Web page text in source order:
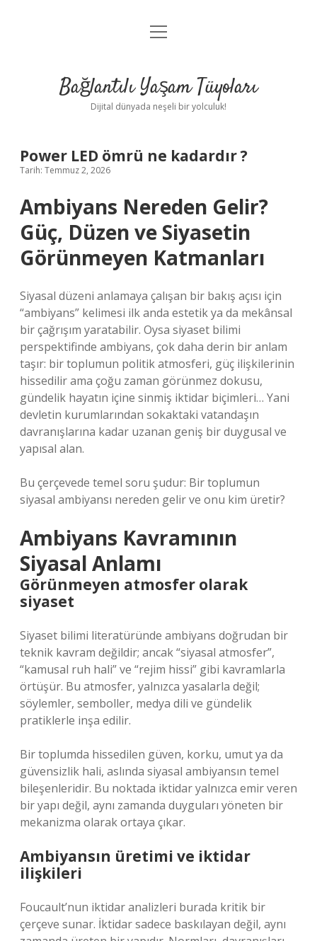
Anasayfa
Yasal Uyarı
menüyü
Bağlantılı Yaşam Tüyoları
Dijital dünyada neşeli bir yolculuk!
Power LED ömrü ne kadardır ?
Tarih: Temmuz 2, 2026
Ambiyans Nereden Gelir?
Güç, Düzen ve Siyasetin
Görünmeyen Katmanları
Siyasal düzeni anlamaya çalışan bir bakış açısı için
“ambiyans” kelimesi ilk anda estetik ya da mekânsal
bir çağrışım yaratabilir. Oysa siyaset bilimi
perspektifinde ambiyans, çok daha derin bir anlam
taşır: bir toplumun politik atmosferi, güç ilişkilerinin
hissedilir ama çoğu zaman görünmez dokusu,
gündelik hayatın içine sinmiş iktidar biçimleri… Yani
devletin kurumlarından sokaktaki vatandaşın
davranışlarına kadar uzanan geniş bir duygusal ve
yapısal alan.
Bu çerçevede temel soru şudur: Bir toplumun
siyasal ambiyansı nereden gelir ve onu kim üretir?
Ambiyans Kavramının
Siyasal Anlamı
Görünmeyen atmosfer olarak
siyaset
Siyaset bilimi literatüründe ambiyans doğrudan bir
teknik kavram değildir; ancak “siyasal atmosfer”,
“kamusal ruh hali” ve “rejim hissi” gibi kavramlarla
örtüşür. Bu atmosfer, yalnızca yasalarla değil;
söylemler, semboller, medya dili ve gündelik
pratiklerle inşa edilir.
Bir toplumda hissedilen güven, korku, umut ya da
güvensizlik hali, aslında siyasal ambiyansın temel
bileşenleridir. Bu noktada iktidar yalnızca emir veren
bir yapı değil, aynı zamanda duyguları yöneten bir
mekanizma olarak ortaya çıkar.
Ambiyansın üretimi ve iktidar
ilişkileri
Foucault’nun iktidar analizleri burada kritik bir
çerçeve sunar. İktidar sadece baskılayan değil, aynı